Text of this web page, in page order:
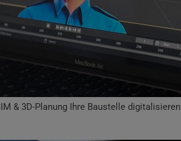
& 3D-Planung Ihre Baustelle digitalisieren